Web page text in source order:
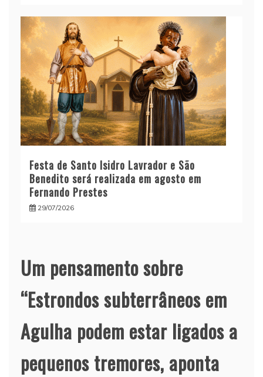
Festa de Santo Isidro Lavrador e São
Benedito será realizada em agosto em
Fernando Prestes
29/07/2026
Um pensamento sobre
“Estrondos subterrâneos em
Agulha podem estar ligados a
pequenos tremores, aponta